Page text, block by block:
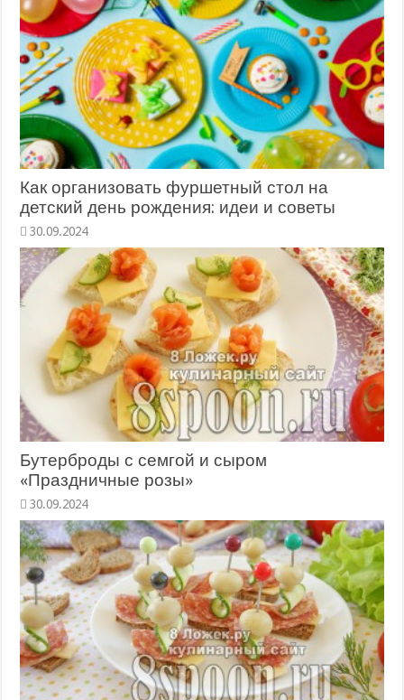
Как организовать фуршетный стол на
детский день рождения: идеи и советы
Бутерброды с семгой и сыром
«Праздничные розы»